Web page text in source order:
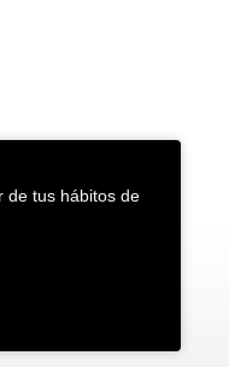
de tus hábitos de